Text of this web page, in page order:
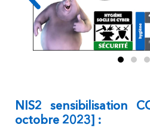
NIS2 sensibilisation
octobre 2023] :